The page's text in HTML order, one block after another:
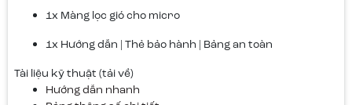
Công nghệ âm thanh theo dõi chuyển động đầu JBL
QuantumENGINE, thông qua dongle USB-C mang đến cho bạn
nghiệp trên máy tính. Thuật toán hiệu chỉnh chuyên sâu của
JBL cùng cảm biến theo dõi chuyển động đầu tích hợp và
1x Màng lọc gió cho micro
1x Hướng dẫn | Thẻ bảo hành | Bảng an toàn
Tài liệu kỹ thuật (tải về)
Hướng dẫn nhanh